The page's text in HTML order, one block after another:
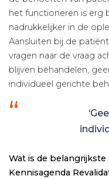
het functioneren is erg
nadrukkelijker in de
Aansluiten bij de
vragen naar de vraag
blijven behandelen,
individueel gerichte
Wat is de
Kennisagenda